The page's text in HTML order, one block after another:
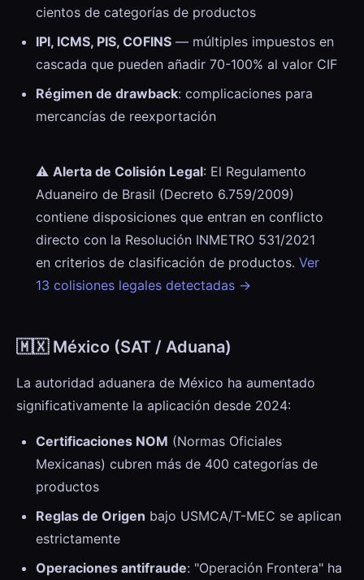
cientos de categorías de productos
IPI, ICMS, PIS, COFINS — múltiples impuestos en
cascada que pueden añadir 70-100% al valor CIF
Régimen de drawback: complicaciones para
mercancías de reexportación
⚠️ Alerta de Colisión Legal: El Regulamento
Aduaneiro de Brasil (Decreto 6.759/2009)
contiene disposiciones que entran en conflicto
directo con la Resolución INMETRO 531/2021
en criterios de clasificación de productos. Ver
13 colisiones legales detectadas →
🇲🇽 México (SAT / Aduana)
La autoridad aduanera de México ha aumentado
significativamente la aplicación desde 2024:
Certificaciones NOM (Normas Oficiales
Mexicanas) cubren más de 400 categorías de
productos
Reglas de Origen bajo USMCA/T-MEC se aplican
estrictamente
Operaciones antifraude: "Operación Frontera" ha